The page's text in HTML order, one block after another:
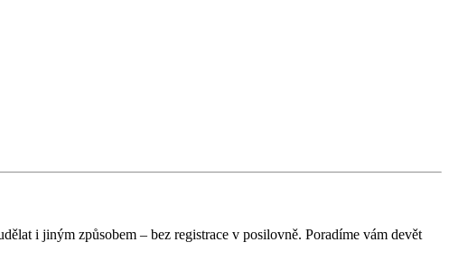
i jiným způsobem – bez registrace v posilovně. Poradíme vám devět